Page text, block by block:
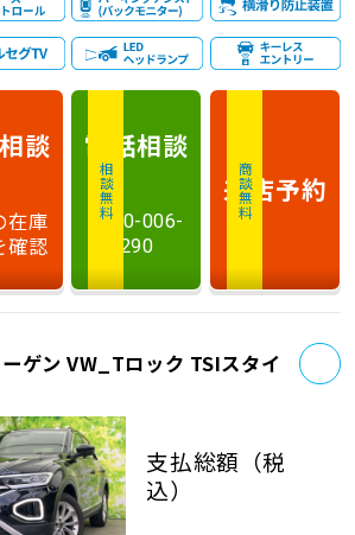
相談
在庫
確認
相談無料
電話相談
0120-006-
290
商談無料
来店予約
ゲン VW_Tロック TSIスタイ
支払総額 （税
込）